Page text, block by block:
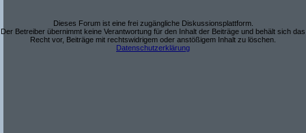
Dieses Forum ist eine frei zugängliche Diskussionsplattform.
Der Betreiber übernimmt keine Verantwortung für den Inhalt der Beiträge und behält sich das
Recht vor, Beiträge mit rechtswidrigem oder anstößigem Inhalt zu löschen.
Datenschutzerklärung